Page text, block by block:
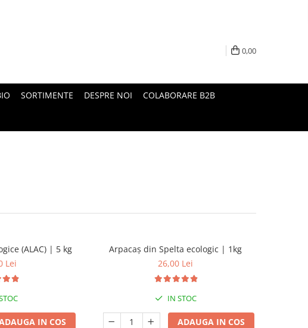
0,00
SORTIMENTE DESPRE NOI COLABORARE B2B
(ALAC) | 5 kg
Lei
IN COS
Arpacaș din Spelta ecologic | 1kg
26,00 Lei
IN STOC
ADAUGA IN COS